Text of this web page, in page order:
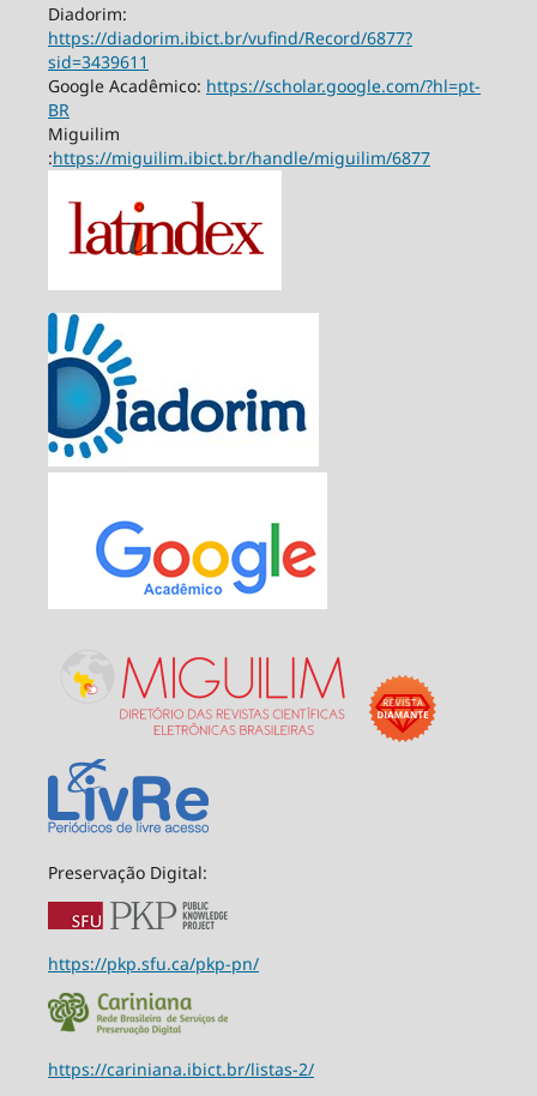
Diadorim:
https://diadorim.ibict.br/vufind/Record/6877?
sid=3439611
Google Acadêmico: https://scholar.google.com/?hl=pt-
BR
Miguilim
:https://miguilim.ibict.br/handle/miguilim/6877
Preservação Digital:
https://pkp.sfu.ca/pkp-pn/
https://cariniana.ibict.br/listas-2/